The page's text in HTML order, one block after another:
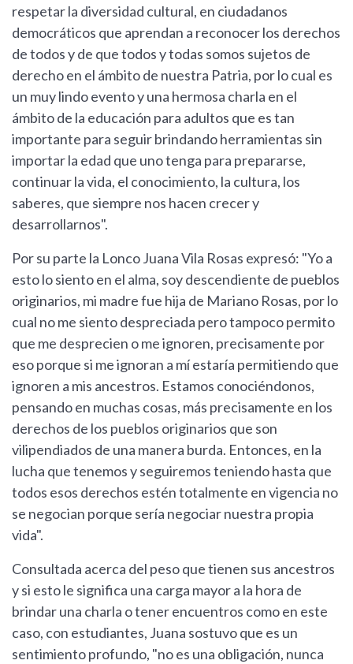
respetar la diversidad cultural, en ciudadanos
democráticos que aprendan a reconocer los derechos
de todos y de que todos y todas somos sujetos de
derecho en el ámbito de nuestra Patria, por lo cual es
un muy lindo evento y una hermosa charla en el
ámbito de la educación para adultos que es tan
importante para seguir brindando herramientas sin
importar la edad que uno tenga para prepararse,
continuar la vida, el conocimiento, la cultura, los
saberes, que siempre nos hacen crecer y
desarrollarnos".
Por su parte la Lonco Juana Vila Rosas expresó: "Yo a
esto lo siento en el alma, soy descendiente de pueblos
originarios, mi madre fue hija de Mariano Rosas, por lo
cual no me siento despreciada pero tampoco permito
que me desprecien o me ignoren, precisamente por
eso porque si me ignoran a mí estaría permitiendo que
ignoren a mis ancestros. Estamos conociéndonos,
pensando en muchas cosas, más precisamente en los
derechos de los pueblos originarios que son
vilipendiados de una manera burda. Entonces, en la
lucha que tenemos y seguiremos teniendo hasta que
todos esos derechos estén totalmente en vigencia no
se negocian porque sería negociar nuestra propia
vida".
Consultada acerca del peso que tienen sus ancestros
y si esto le significa una carga mayor a la hora de
brindar una charla o tener encuentros como en este
caso, con estudiantes, Juana sostuvo que es un
sentimiento profundo, "no es una obligación, nunca